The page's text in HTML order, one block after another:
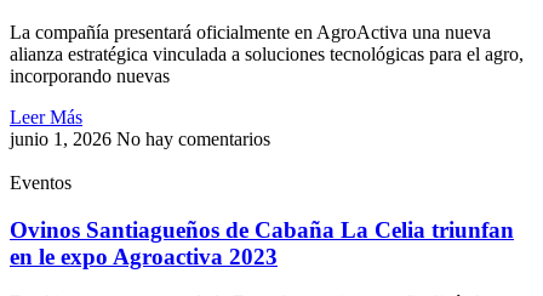
La compañía presentará oficialmente en AgroActiva una nueva
alianza estratégica vinculada a soluciones tecnológicas para el agro,
incorporando nuevas
Leer Más
junio 1, 2026 No hay comentarios
Eventos
Ovinos Santiagueños de Cabaña La Celia triunfan
en le expo Agroactiva 2023